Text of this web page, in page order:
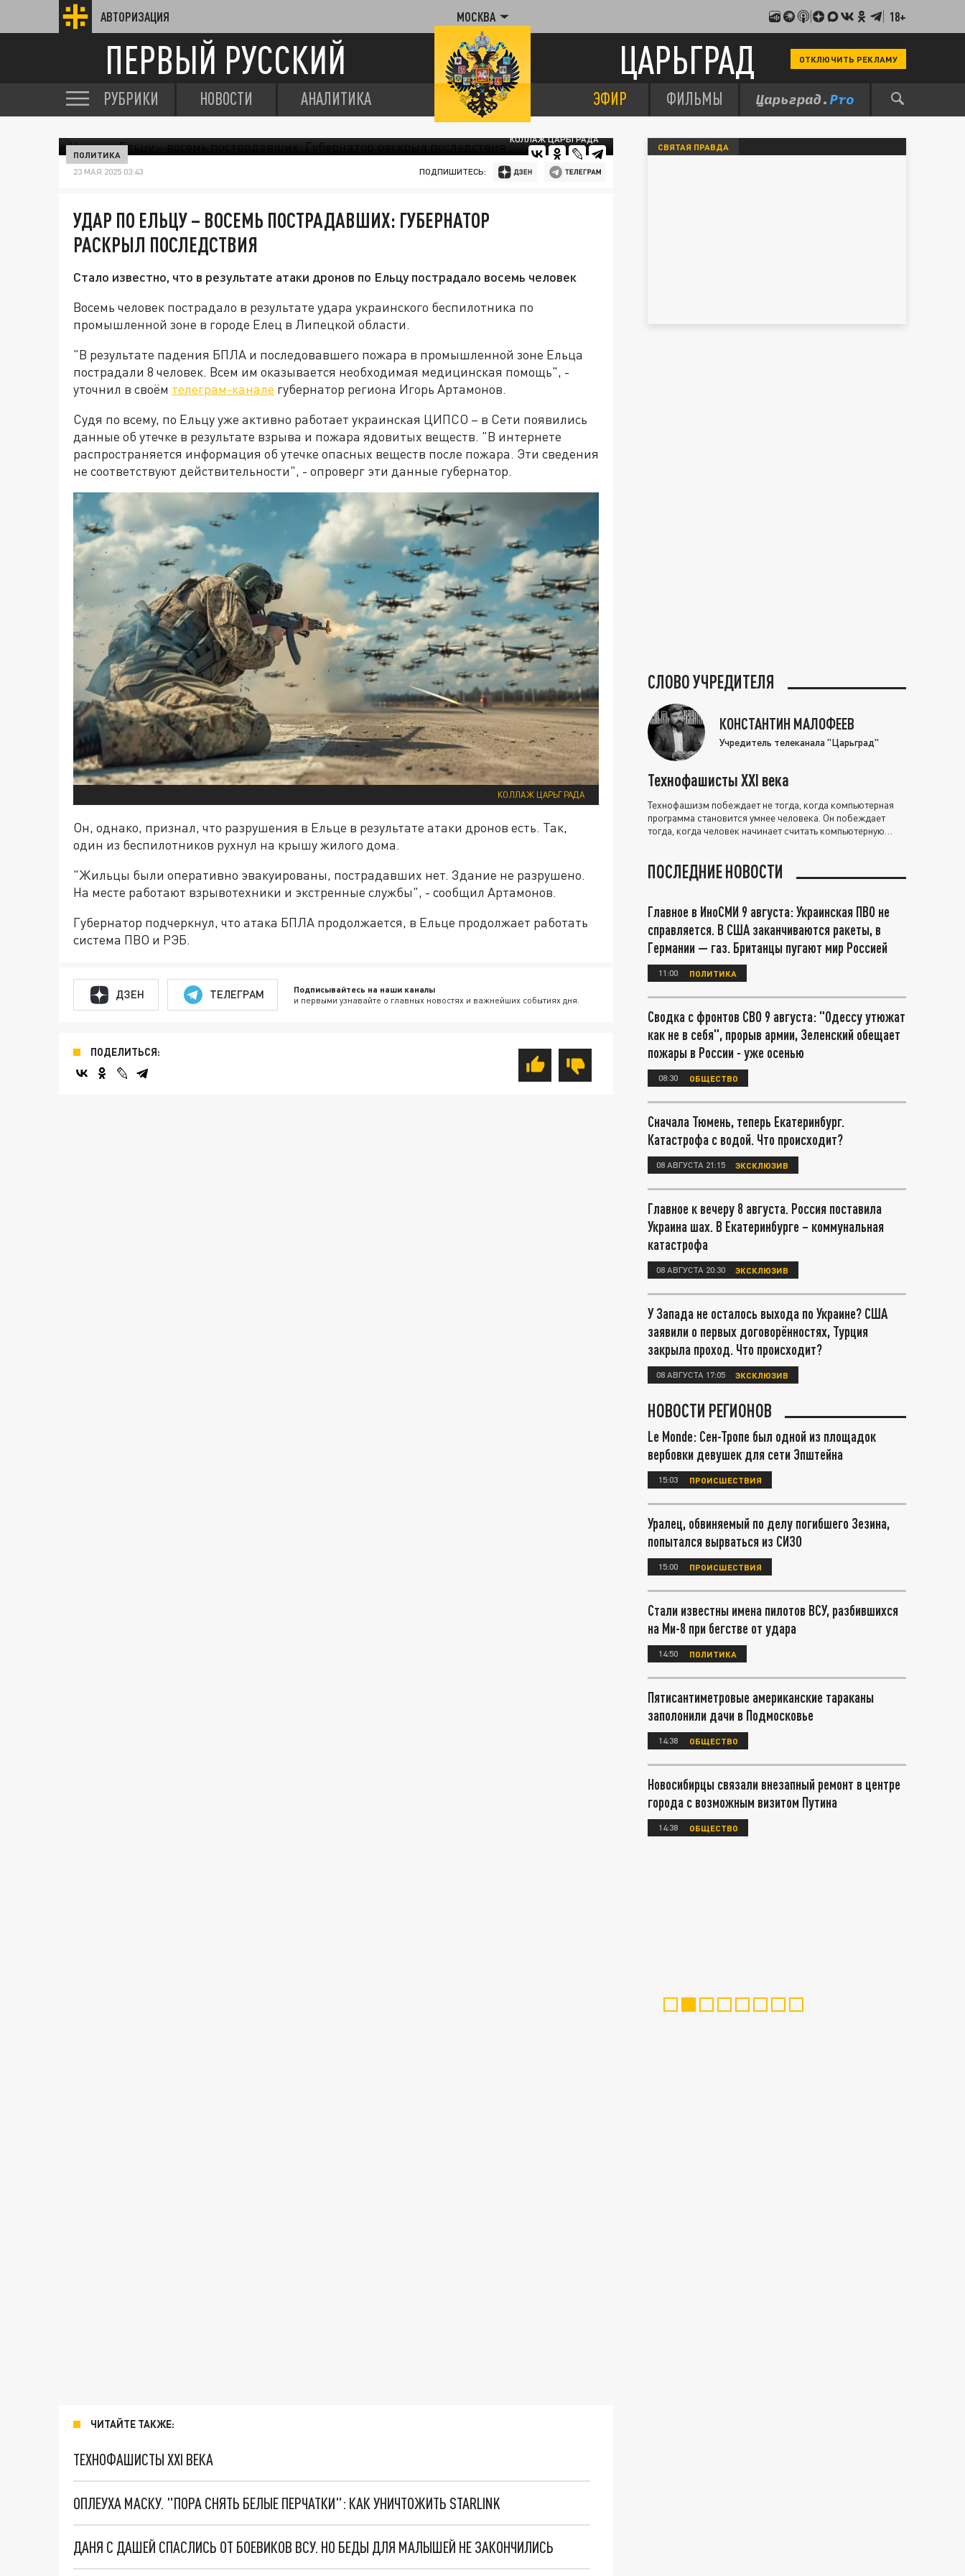
АВТОРИЗАЦИЯ МОСКВА 18+
ПЕРВЫЙ РУССКИЙ ЦАРЬГРАД ОТКЛЮЧИТЬ РЕКЛАМУ
РУБРИКИ НОВОСТИ АНАЛИТИКА ЭФИР ФИЛЬМЫ
КОЛЛАЖ ЦАРЬГРАДА
ПОЛИТИКА
23 МАЯ 2025 03:43 ПОДПИШИТЕСЬ:
УДАР ПО ЕЛЬЦУ – ВОСЕМЬ ПОСТРАДАВШИХ: ГУБЕРНАТОР
РАСКРЫЛ ПОСЛЕДСТВИЯ
Стало известно, что в результате атаки дронов по Ельцу пострадало восемь человек
Восемь человек пострадало в результате удара украинского беспилотника по
промышленной зоне в городе Елец в Липецкой области.
"В результате падения БПЛА и последовавшего пожара в промышленной зоне Ельца
пострадали 8 человек. Всем им оказывается необходимая медицинская помощь", -
уточнил в своём телеграм-канале губернатор региона Игорь Артамонов.
Судя по всему, по Ельцу уже активно работает украинская ЦИПСО – в Сети появились
данные об утечке в результате взрыва и пожара ядовитых веществ. "В интернете
распространяется информация об утечке опасных веществ после пожара. Эти сведения
не соответствуют действительности", - опроверг эти данные губернатор.
КОЛЛАЖ ЦАРЬГРАДА
Он, однако, признал, что разрушения в Ельце в результате атаки дронов есть. Так,
один из беспилотников рухнул на крышу жилого дома.
"Жильцы были оперативно эвакуированы, пострадавших нет. Здание не разрушено.
На месте работают взрывотехники и экстренные службы", - сообщил Артамонов.
Губернатор подчеркнул, что атака БПЛА продолжается, в Ельце продолжает работать
система ПВО и РЭБ.
ДЗЕН ТЕЛЕГРАМ Подписывайтесь на наши каналы
и первыми узнавайте о главных новостях и важнейших событиях дня.
ПОДЕЛИТЬСЯ:
ЧИТАЙТЕ ТАКЖЕ:
ТЕХНОФАШИСТЫ XXI ВЕКА
ОПЛЕУХА МАСКУ. "ПОРА СНЯТЬ БЕЛЫЕ ПЕРЧАТКИ": КАК УНИЧТОЖИТЬ STARLINK
ДАНЯ С ДАШЕЙ СПАСЛИСЬ ОТ БОЕВИКОВ ВСУ. НО БЕДЫ ДЛЯ МАЛЫШЕЙ НЕ ЗАКОНЧИЛИСЬ
СВЯТАЯ ПРАВДА
СЛОВО УЧРЕДИТЕЛЯ
КОНСТАНТИН МАЛОФЕЕВ
Учредитель телеканала "Царьград"
Технофашисты XXI века
Технофашизм побеждает не тогда, когда компьютерная
программа становится умнее человека. Он побеждает
тогда, когда человек начинает считать компьютерную
ПОСЛЕДНИЕ НОВОСТИ
Главное в ИноСМИ 9 августа: Украинская ПВО не
справляется. В США заканчиваются ракеты, в
Германии — газ. Британцы пугают мир Россией
11:00 ПОЛИТИКА
Сводка с фронтов СВО 9 августа: "Одессу утюжат
как не в себя", прорыв армии, Зеленский обещает
пожары в России - уже осенью
08:30 ОБЩЕСТВО
Сначала Тюмень, теперь Екатеринбург.
Катастрофа с водой. Что происходит?
08 АВГУСТА 21:15 ЭКСКЛЮЗИВ
Главное к вечеру 8 августа. Россия поставила
Украина шах. В Екатеринбурге – коммунальная
катастрофа
08 АВГУСТА 20:30 ЭКСКЛЮЗИВ
У Запада не осталось выхода по Украине? США
заявили о первых договорённостях, Турция
закрыла проход. Что происходит?
08 АВГУСТА 17:05 ЭКСКЛЮЗИВ
НОВОСТИ РЕГИОНОВ
Le Monde: Сен-Тропе был одной из площадок
вербовки девушек для сети Эпштейна
15:03 ПРОИСШЕСТВИЯ
Уралец, обвиняемый по делу погибшего Зезина,
попытался вырваться из СИЗО
15:00 ПРОИСШЕСТВИЯ
Стали известны имена пилотов ВСУ, разбившихся
на Ми-8 при бегстве от удара
14:50 ПОЛИТИКА
Пятисантиметровые американские тараканы
заполонили дачи в Подмосковье
14:38 ОБЩЕСТВО
Новосибирцы связали внезапный ремонт в центре
города с возможным визитом Путина
14:38 ОБЩЕСТВО